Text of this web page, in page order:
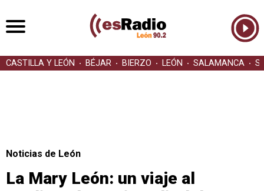
CASTILLA Y LEÓN BÉJAR BIERZO LEÓN SALAMANCA
Noticias de León
La Mary León: un viaje al